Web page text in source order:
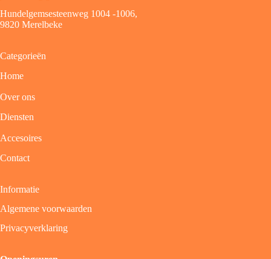
Hundelgemsesteenweg 1004 -1006,
9820 Merelbeke
Categorieën
Home
Over ons
Diensten
Accesoires
Contact
Informatie
Algemene voorwaarden
Privacyverklaring